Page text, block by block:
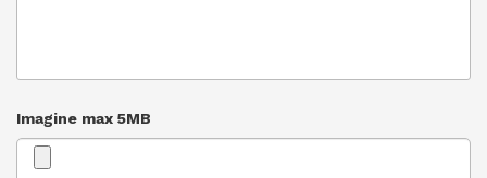
Imagine max 5MB